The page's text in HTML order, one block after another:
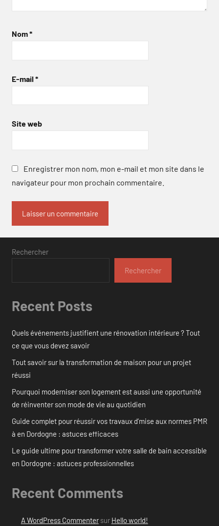
Nom*
E-mail *
Site web
Enregistrer mon nom, mon e-mail et mon site dans le
navigateur pour mon prochain commentaire.
Rechercher
Rechercher
Recent Posts
Quels événements justifient une rénovation intérieure ? Tout
ce que vous devez savoir
Tout savoir sur la transformation de maison pour un projet
réussi
Pourquoi moderniser son logement est aussi une opportunité
de réinventer son mode de vie au quotidien
Guide complet pour réussir vos travaux d’mise aux normes PMR
à en Dordogne : astuces efficaces
Le guide ultime pour transformer votre salle de bain accessible
en Dordogne : astuces professionnelles
Recent Comments
A WordPress Commentersur Hello world!